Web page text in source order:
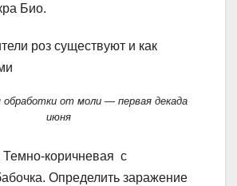
Био.
от моли — первая декада
июня
Темно-коричневая с
Определить заражение